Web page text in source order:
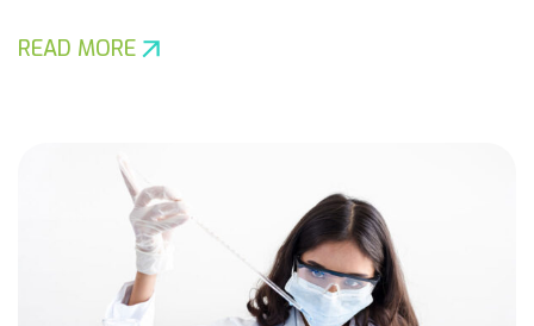
READ MORE